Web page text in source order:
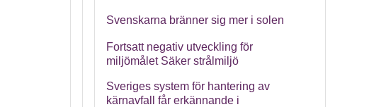
Svenskarna bränner sig mer i solen
Fortsatt negativ utveckling för
miljömålet Säker strålmiljö
Sveriges system för hantering av
kärnavfall får erkännande i